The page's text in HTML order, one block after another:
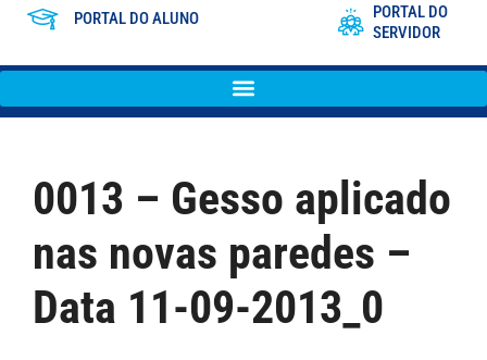
PORTAL DO ALUNO
PORTAL DO
SERVIDOR
0013 – Gesso aplicado
nas novas paredes –
Data 11-09-2013_0